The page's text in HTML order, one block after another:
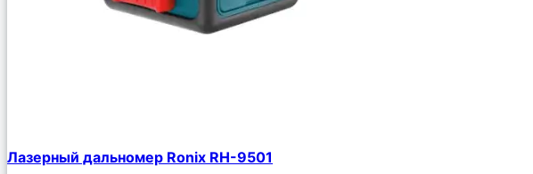
Лазерный дальномер Ronix RH-9501